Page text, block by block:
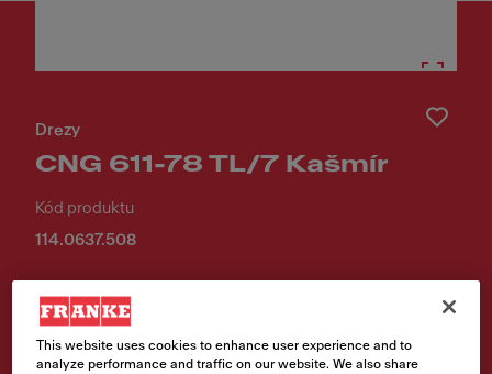
Drezy
CNG 611-78 TL/7 Kašmír
Kód produktu
114.0637.508
286,00 €
Cena vr. DPH
This website uses cookies to enhance user experience and to
analyze performance and traffic on our website. We also share